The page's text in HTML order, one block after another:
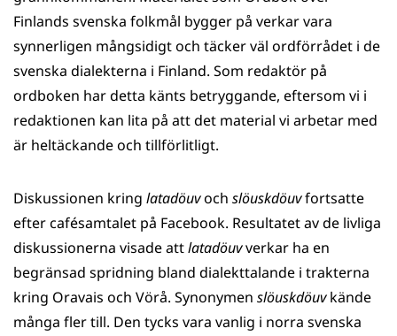
Finlands svenska folkmål bygger på verkar vara
synnerligen mångsidigt och täcker väl ordförrådet i de
svenska dialekterna i Finland. Som redaktör på
ordboken har detta känts betryggande, eftersom vi i
redaktionen kan lita på att det material vi arbetar med
är heltäckande och tillförlitligt.
Diskussionen kring latadöuvoch slöuskdöuvfortsatte
efter cafésamtalet på Facebook. Resultatet av de livliga
diskussionerna visade attlatadöuvverkar ha en
begränsad spridning bland dialekttalande i trakterna
kring Oravais och Vörå. Synonymen slöuskdöuvkände
många fler till. Den tycks vara vanlig i norra svenska